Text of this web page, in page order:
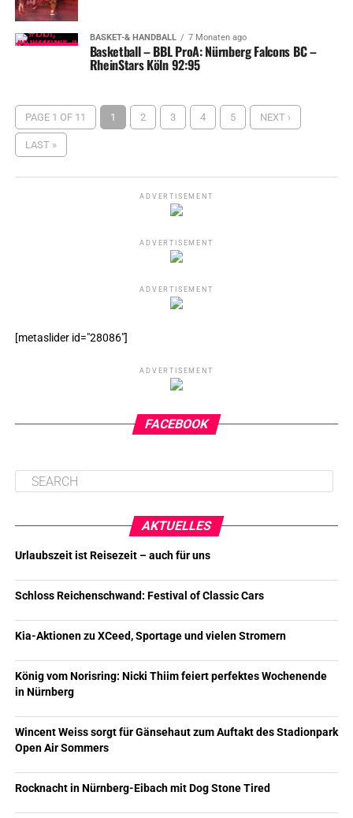
BASKET-& HANDBALL 7 Monaten ago
Basketball – BBL ProA: Nürnberg Falcons BC –
RheinStars Köln 92:95
PAGE 1 OF 11 1 2 3 4 5 NEXT ›
LAST »
ADVERTISEMENT
ADVERTISEMENT
ADVERTISEMENT
[metaslider id="28086"]
ADVERTISEMENT
FACEBOOK
AKTUELLES
Urlaubszeit ist Reisezeit – auch für uns
Schloss Reichenschwand: Festival of Classic Cars
Kia-Aktionen zu XCeed, Sportage und vielen Stromern
König vom Norisring: Nicki Thiim feiert perfektes Wochenende
in Nürnberg
Wincent Weiss sorgt für Gänsehaut zum Auftakt des Stadionpark
Open Air Sommers
Rocknacht in Nürnberg-Eibach mit Dog Stone Tired